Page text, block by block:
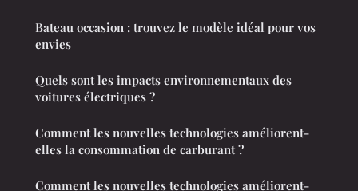
Bateau occasion : trouvez le modèle idéal pour vos
envies
Quels sont les impacts environnementaux des
voitures électriques ?
Comment les nouvelles technologies améliorent-
elles la consommation de carburant ?
Comment les nouvelles technologies améliorent-